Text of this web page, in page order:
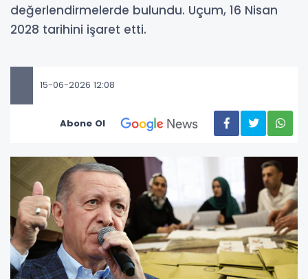
değerlendirmelerde bulundu. Uçum, 16 Nisan
2028 tarihini işaret etti.
15-06-2026 12:08
Abone Ol